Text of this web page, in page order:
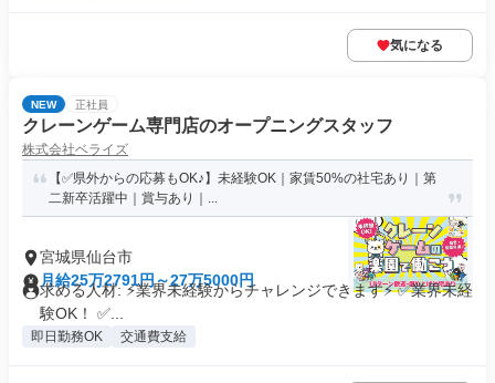
気になる
NEW 正社員
クレーンゲーム専門店のオープニングスタッフ
株式会社ベライズ
【✅️県外からの応募もOK♪】未経験OK｜家賃50%の社宅あり｜第
二新卒活躍中｜賞与あり｜...
宮城県仙台市
月給25万2791円～27万5000円
求める人材: ⚡️業界未経験からチャレンジできます⚡️ ✅️業界未経
験OK！ ✅️...
即日勤務OK 交通費支給